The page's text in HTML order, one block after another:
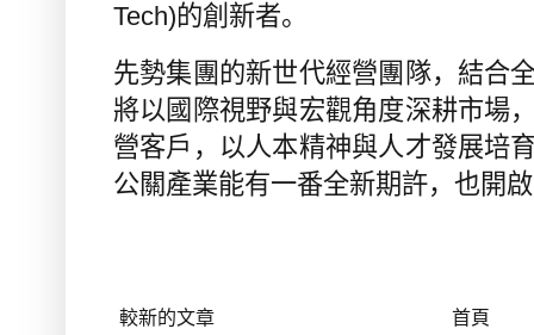
Tech)的創新者。
先勢集團的新世代經營團隊，結合
將以國際視野與宏觀角度深耕市場
營客戶，以人本精神與人才發展培
公關產業能有一番全新期許，也開
較新的文章 首頁